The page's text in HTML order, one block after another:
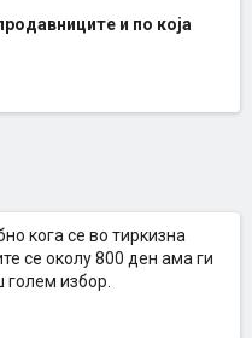
и по која
кога се во тиркизна
се околу 800 ден ама ги
избор.